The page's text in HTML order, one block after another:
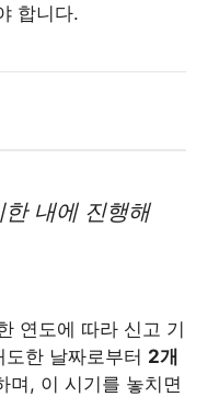
합니다.
내에 진행해
연도에 따라 신고 기
한 날짜로부터 2개
며, 이 시기를 놓치면